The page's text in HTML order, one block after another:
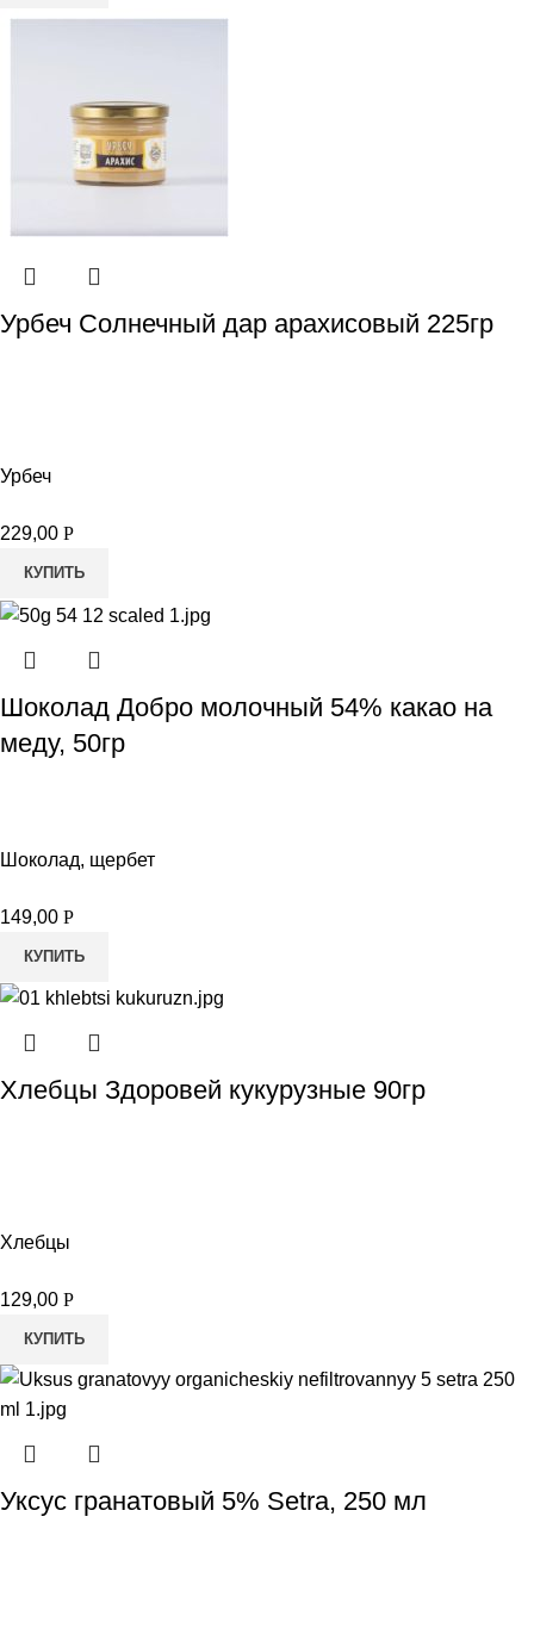
Урбеч Солнечный дар арахисовый 225гр
Урбеч
229,00 Р
КУПИТЬ
Шоколад Добро молочный 54% какао на
меду, 50гр
Шоколад, щербет
149,00 Р
КУПИТЬ
Хлебцы Здоровей кукурузные 90гр
Хлебцы
129,00 Р
КУПИТЬ
Уксус гранатовый 5% Setra, 250 мл